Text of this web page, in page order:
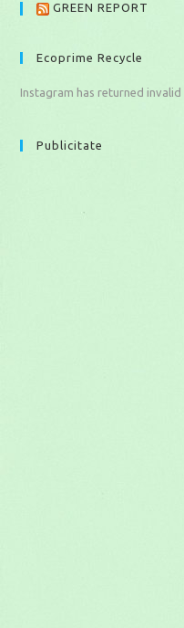
GREEN REPORT
Ecoprime Recycle
Instagram has returned invalid
Publicitate